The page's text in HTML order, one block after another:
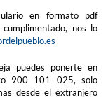
en formato pdf
nos lo
puedes ponerte en
900 101 025, solo
desde el extranjero